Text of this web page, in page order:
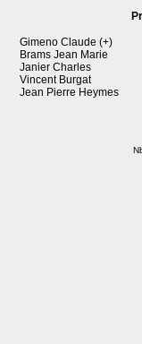
Gimeno Claude (+)
Brams Jean Marie
Janier Charles
Vincent Burgat
Jean Pierre Heymes